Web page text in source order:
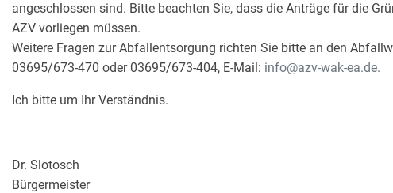
angeschlossen sind. Bitte beachten Sie, dass die Anträge für die
AZV vorliegen müssen.
Weitere Fragen zur Abfallentsorgung richten Sie bitte an den
03695/673-470 oder 03695/673-404, E-Mail: info@azv-wak-ea.de.
Ich bitte um Ihr Verständnis.
Dr. Slotosch
Bürgermeister